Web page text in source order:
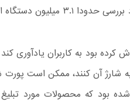
ظاهرا سامسونگ در بازه زمانی سه ساله مورد
بود به کاربران یادآوری
شارژ آن کنند، ممکن است پورت
بود که محصولات مورد